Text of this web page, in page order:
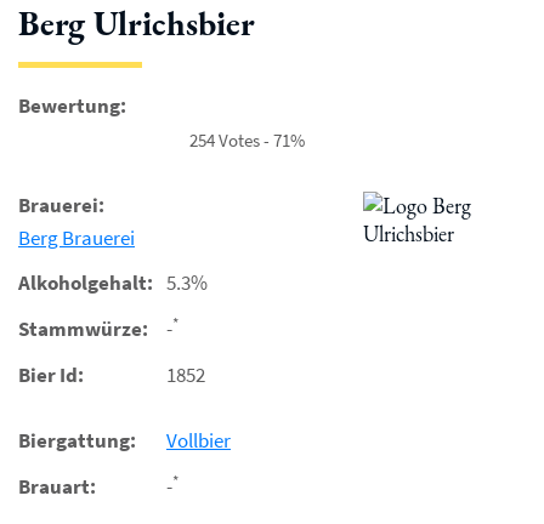
Berg Ulrichsbier
Bewertung:
254 Votes - 71%
Brauerei:
Berg Brauerei
Alkoholgehalt: 5.3%
Stammwürze:
-*
Bier Id: 1852
Biergattung:
Vollbier
Brauart:
-*